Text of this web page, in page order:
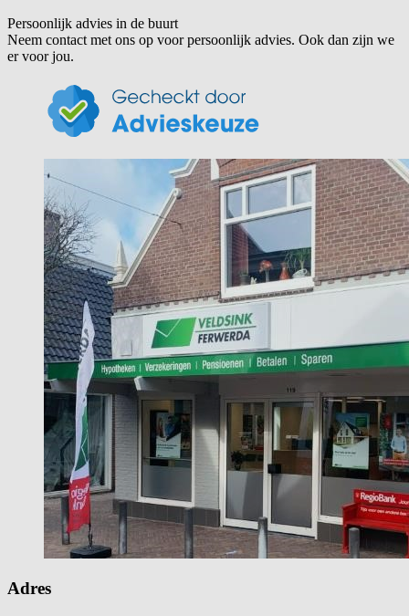
Persoonlijk advies in de buurt
Neem contact met ons op voor persoonlijk advies. Ook dan zijn we
er voor jou.
Adres